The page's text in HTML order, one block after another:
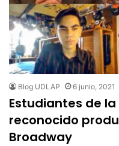
Blog UDLAP 6 junio, 2021
Estudiantes de la
reconocido
Broadway